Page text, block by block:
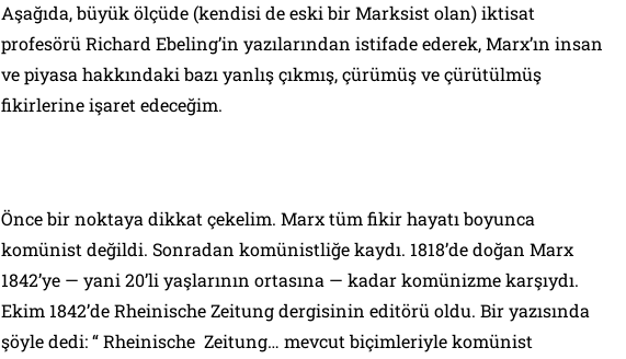
Aşağıda, büyük ölçüde (kendisi de eski bir Marksist olan) iktisat
profesörü Richard Ebeling’in yazılarından istifade ederek, Marx’ın insan
ve piyasa hakkındaki bazı yanlış çıkmış, çürümüş ve çürütülmüş
fikirlerine işaret edeceğim.
Önce bir noktaya dikkat çekelim. Marx tüm fikir hayatı boyunca
komünist değildi. Sonradan komünistliğe kaydı. 1818’de doğan Marx
1842’ye — yani 20’li yaşlarının ortasına — kadar komünizme karşıydı.
Ekim 1842’deRheinische Zeitungdergisinin editörü oldu. Bir yazısında
şöyle dedi: “Rheinische Zeitung… mevcut biçimleriyle komünist